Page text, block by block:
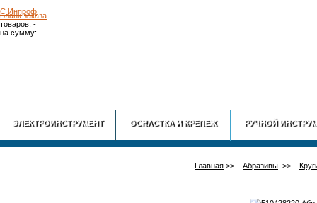
Бланк заказа
товаров: -
на сумму: -
ЭЛЕКТРОИНСТРУМЕНТ ОСНАСТКА И КРЕПЕЖ РУЧНОЙ
Главная >> Абразивы >>